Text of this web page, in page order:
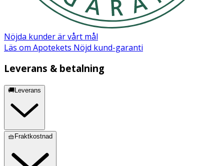
Nöjda kunder är vårt mål
Läs om Apotekets Nöjd kund-garanti
Leverans & betalning
🚚Leverans
🧺Fraktkostnad